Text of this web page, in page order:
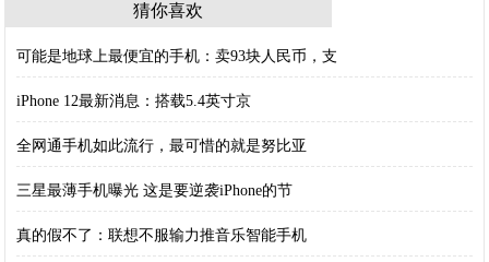
猜你喜欢
可能是地球上最便宜的手机：卖93块人民币，支
iPhone 12最新消息：搭载5.4英寸京
全网通手机如此流行，最可惜的就是努比亚
三星最薄手机曝光 这是要逆袭iPhone的节
真的假不了：联想不服输力推音乐智能手机